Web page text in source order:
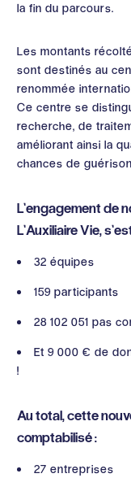
la fin du parcours.
Les montants
sont destinés au
renommée
Ce centre se
recherche, de
améliorant ainsi la
chances de
L’engagement de
L’Auxiliaire Vie,
32 équipes
159 participants
28 102 051 pas
Et 9 000 € de
!
Au total, cette
comptabilisé :
27 entreprises